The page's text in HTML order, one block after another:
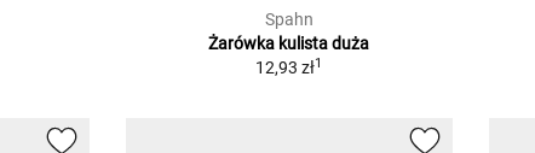
Spahn
Żarówka kulista duża
12,93 zł1